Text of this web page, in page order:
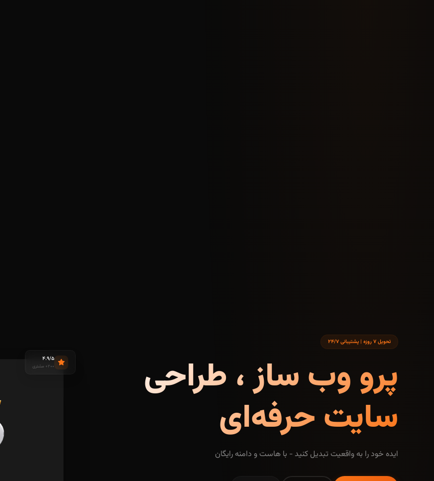
تحویل ۷ روزه | پشتیبانی ۲۴/۷
پرو وب ساز ، طراحی
سایت حرفه‌ای
ایده خود را به واقعیت تبدیل کنید - با هاست و دامنه رایگان
۴.۹/۵
۲۰۰+ مشتری